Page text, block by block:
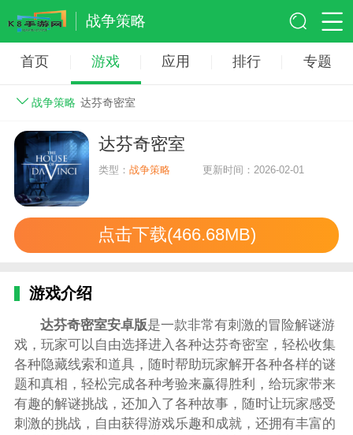
战争策略
首页 游戏 应用 排行 专题
战争策略 达芬奇密室
达芬奇密室
类型：战争策略 更新时间：2026-02-01
点击下载(466.68MB)
游戏介绍
达芬奇密室安卓版是一款非常有刺激的冒险解谜游
戏，玩家可以自由选择进入各种达芬奇密室，轻松收集
各种隐藏线索和道具，随时帮助玩家解开各种各样的谜
题和真相，轻松完成各种考验来赢得胜利，给玩家带来
有趣的解谜挑战，还加入了各种故事，随时让玩家感受
刺激的挑战，自由获得游戏乐趣和成就，还拥有丰富的